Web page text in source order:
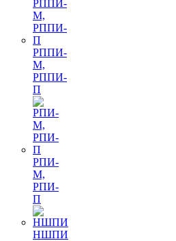
РППИ-
М,
РППИ-
П
РПИ-
М,
РПИ-
П
НШПИ